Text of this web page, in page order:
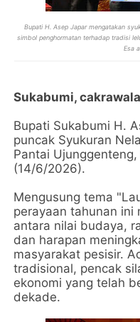
Bupati H. Asep Japar mengatakan
simbol penghormatan terhadap tradisi
Esa
Sukabumi,
Bupati Sukabumi H.
puncak Syukuran
Pantai
(14/6/2026).
Mengusung tema
perayaan tahunan ini
antara nilai budaya,
dan harapan
masyarakat pesisir.
tradisional, pencak
ekonomi yang telah
dekade.